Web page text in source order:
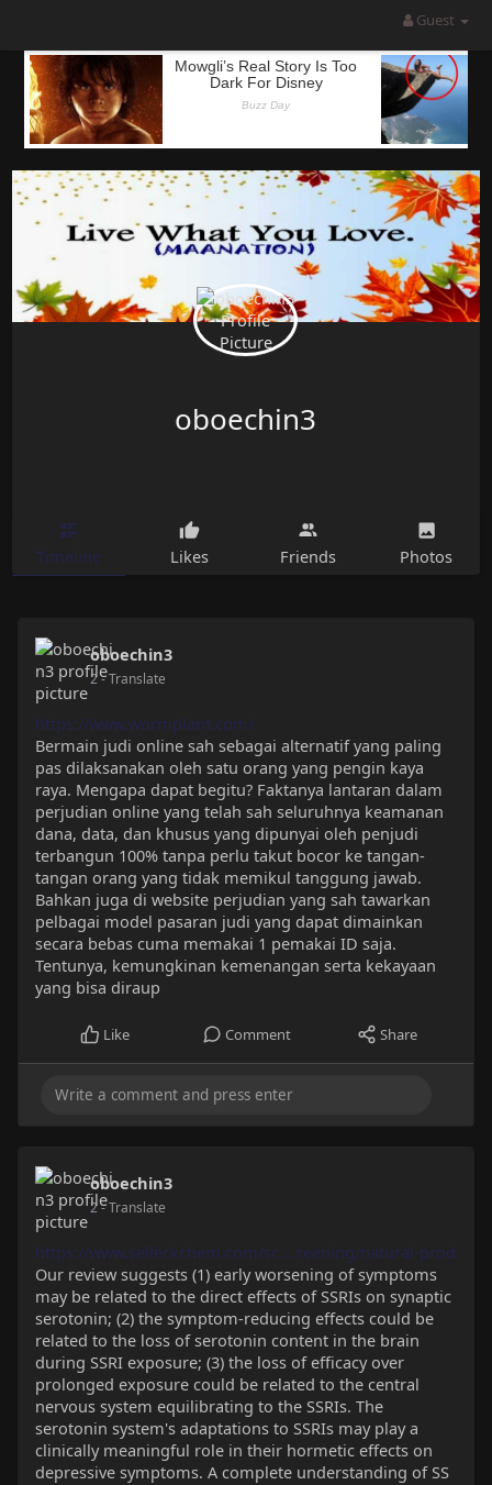
Guest
oboechin3
Timeline Likes Friends Photos
oboechin3
2- Translate
https://www.wormplant.com/
Bermain judi online sah sebagai alternatif yang paling
pas dilaksanakan oleh satu orang yang pengin kaya
raya. Mengapa dapat begitu? Faktanya lantaran dalam
perjudian online yang telah sah seluruhnya keamanan
dana, data, dan khusus yang dipunyai oleh penjudi
terbangun 100% tanpa perlu takut bocor ke tangan-
tangan orang yang tidak memikul tanggung jawab.
Bahkan juga di website perjudian yang sah tawarkan
pelbagai model pasaran judi yang dapat dimainkan
secara bebas cuma memakai 1 pemakai ID saja.
Tentunya, kemungkinan kemenangan serta kekayaan
yang bisa diraup
Like Comment Share
oboechin3
2- Translate
https://www.selleckchem.com/sc....reening/natural-prod
Our review suggests (1) early worsening of symptoms
may be related to the direct effects of SSRIs on synaptic
serotonin; (2) the symptom-reducing effects could be
related to the loss of serotonin content in the brain
during SSRI exposure; (3) the loss of efficacy over
prolonged exposure could be related to the central
nervous system equilibrating to the SSRIs. The
serotonin system's adaptations to SSRIs may play a
clinically meaningful role in their hormetic effects on
depressive symptoms. A complete understanding of SS